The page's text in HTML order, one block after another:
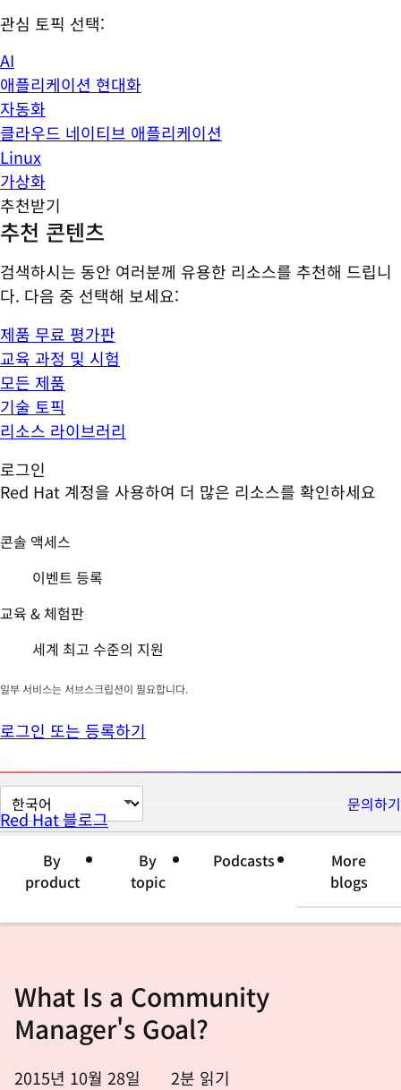
관심 토픽 선택:
AI
애플리케이션 현대화
자동화
클라우드 네이티브 애플리케이션
Linux
가상화
추천받기
추천 콘텐츠
검색하시는 동안 여러분께 유용한 리소스를 추천해 드립니
다. 다음 중 선택해 보세요:
제품 무료 평가판
교육 과정 및 시험
모든 제품
기술 토픽
리소스 라이브러리
로그인
Red Hat 계정을 사용하여 더 많은 리소스를 확인하세요
콘솔 액세스
이벤트 등록
교육 & 체험판
세계 최고 수준의 지원
일부 서비스는 서브스크립션이 필요합니다.
로그인 또는 등록하기
페
이
변
문의하기
Red Hat 블로그
By
product
By
topic
Podcasts
More
blogs
What Is a Community
Manager's Goal?
2015년 10월 28일 2분 읽기